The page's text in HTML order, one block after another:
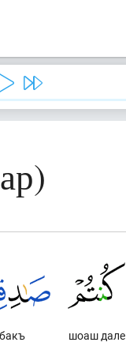
шоаш дале
бакъ